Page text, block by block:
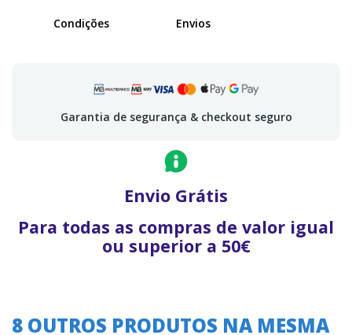
Condições Envios
Garantia de segurança & checkout seguro
Envio Grátis
Para todas as compras de valor igual
ou superior a 50€
8 OUTROS PRODUTOS NA MESMA